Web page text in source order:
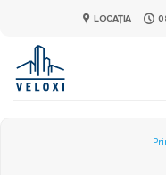
content
LOCAȚIA